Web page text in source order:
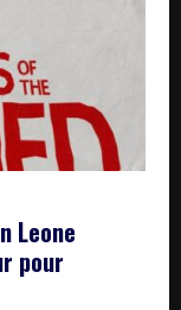
Leone
pour